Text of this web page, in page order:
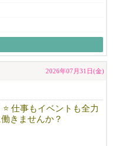
2026年07月31日(金)
仕事もイベントも全力
きませんか？